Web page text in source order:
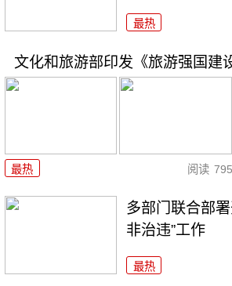
最热
文化和旅游部印发《旅游强国建
最热 阅读
多部门联合部
非治违”工作
最热